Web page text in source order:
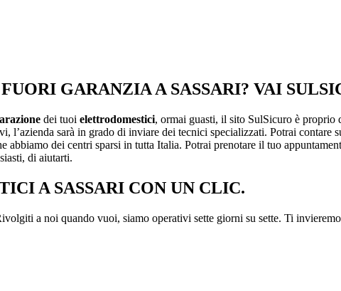
GARANZIA A SASSARI? VAI
dei tuoi elettrodomestici, ormai guasti, il sito SulSicuro è proprio
sarà in grado di inviare dei tecnici specializzati. Potrai contare
abbiamo dei centri sparsi in tutta Italia. Potrai prenotare il tuo
di aiutarti.
A SASSARI CON UN CLIC.
a noi quando vuoi, siamo operativi sette giorni su sette. Ti